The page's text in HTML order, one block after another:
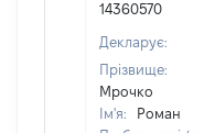
14360570
Декларує:
Прізвище:
Мрочко
Ім'я:
Роман